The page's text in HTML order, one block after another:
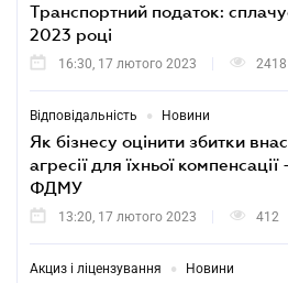
Транспортний податок:
2023 році
16:30, 17 лютого 2023 2418
Відповідальність • Новини
Як бізнесу оцінити збитки
агресії для їхньої компенсації
ФДМУ
13:20, 17 лютого 2023 412
Акциз і ліцензування • Новини